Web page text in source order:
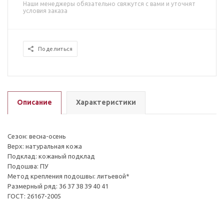
Наши менеджеры обязательно свяжутся с вами и уточнят
условия заказа
Поделиться
Описание Характеристики
Сезон: весна-осень
Верх: натуральная кожа
Подклад: кожаный подклад
Подошва: ПУ
Метод крепления подошвы: литьевой*
Размерный ряд: 36 37 38 39 40 41
ГОСТ: 26167-2005